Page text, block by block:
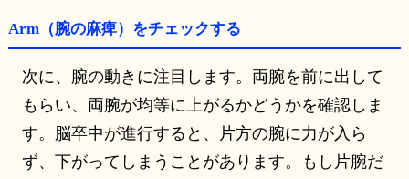
Arm（腕の麻痺）をチェックする
次に、腕の動きに注目します。両腕を前に出して
もらい、両腕が均等に上がるかどうかを確認しま
す。脳卒中が進行すると、片方の腕に力が入ら
ず、下がってしまうことがあります。もし片腕だ